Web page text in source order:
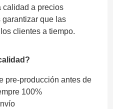
calidad a precios
garantizar que las
clientes a tiempo.
pre-producción antes de
100%